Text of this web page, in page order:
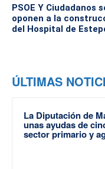
PSOE Y Ciudadanos
oponen a la
del Hospital de
ÚLTIMAS
La Diputación de
unas ayudas de
sector primario y